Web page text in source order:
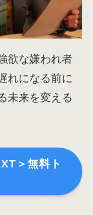
欲な嫌われ者
れになる前に
未来を変える
＞無料ト